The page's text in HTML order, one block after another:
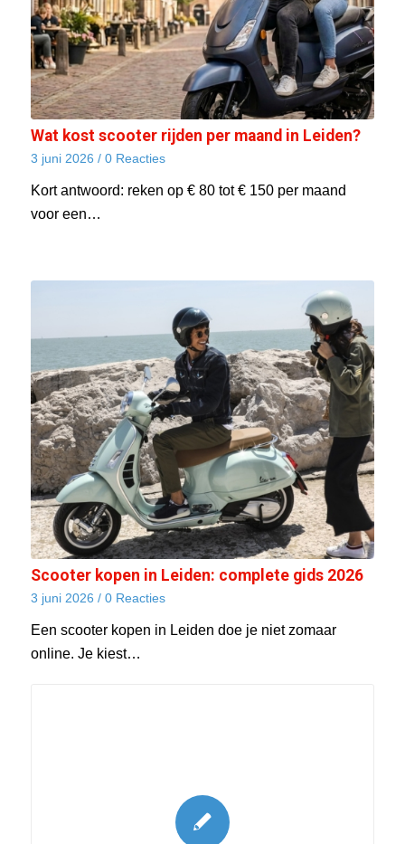
Wat kost scooter rijden per maand in Leiden?
3 juni 2026 / 0 Reacties
Kort antwoord: reken op € 80 tot € 150 per maand
voor een…
Scooter kopen in Leiden: complete gids 2026
3 juni 2026 / 0 Reacties
Een scooter kopen in Leiden doe je niet zomaar
online. Je kiest…